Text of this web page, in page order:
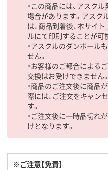
・この商品には、アスク
場合があります。アスク
は、商品到着後、本サイ
ルにて印刷することが可
・アスクルのダンボール
せん。
・お客様のご都合による
交換はお受けできません。
・商品のご注文後に商品
際には、ご注文をキャン
す。
・ご注文後に一時品切れ
けとなります。
※ご注意【免責】